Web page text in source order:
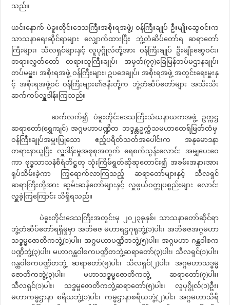
သည်။
ယင်းနောက် ပဲခူးတိုင်းဒေသကြီးအစိုးရအဖွဲ့၊ ဝန်ကြီးချုပ် ဦးမျိုးဆွေဝင်းက
သာသနာရေးဆိုင်ရာများ လျှောက်ထားပြီး ဘွဲ့တံဆိပ်တော်ရ ဆရာတော်
ကြီးများ၊ သီလရှင်များနှင့် လူပုဂ္ဂိုလ်တို့အား ဝန်ကြီးချုပ် ဦးမျိုးဆွေဝင်း၊
တရားလွှတ်တော် တရားသူကြီးချုပ်၊ အမှတ်(၇၇)ခြေမြန်တပ်မဌာနချုပ်၊
တပ်မမှူး၊ အစိုးရအဖွဲ့ ဝန်ကြီးများ၊ ဥပဒေချုပ်၊ အစိုးရအဖွဲ့ အတွင်းရေးမှူးနှ
င့် အစိုးရအဖွဲ့ဝင် ဝန်ကြီးများ၏ဇနီးတို့က ဘွဲ့တံဆိပ်တော်များ အသီးသီး
ဆက်ကပ်လှူဒါန်းကြသည်။
ဆက်လက်၍ ပဲခူးတိုင်းဒေသကြီးသံဃနာယကအဖွဲ့ ဥက္ကဌ
ဆရာတော်(ရွှေကျင်) အဂ္ဂမဟာပဏ္ဍိတ ဘဒ္ဒန္တဥက္ကံသမဟာထေရ်မြတ်ထံမှ
ဝန်ကြီးချုပ်အမှူးပြုသော ဧည့်ပရိတ်သတ်အပေါင်းက အနုမောဒနာ
တရားနာယူပြီး လှူဒါန်းမှုအစုစုအတွက် ရေစက်သွန်းလောင်း အမျှပေးဝေ
ကာ ဗုဒ္ဓသာသနံစိရံတိဋ္ဌတု သုံးကြိမ်ရွတ်ဆိုဆုတောင်း၍ အခမ်းအနားအား
ရုပ်သိမ်းခဲ့ကာ ကြွရောက်လာကြသည့် ဆရာတော်များနှင့် သီလရှင်
ဆရာကြီးတို့အား ဆွမ်းဆန်တော်များနှင့် လှူဖွယ်ဝတ္တုပစ္စည်းများ လောင်း
လှူခဲ့ကြကြောင်း သိရှိရသည်။
ပဲခူးတိုင်းဒေသကြီးအတွင်းမှ ၂၀၂၃ခုနှစ်၊ သာသနာတော်ဆိုင်ရာ
ဘွဲ့တံဆိပ်တော်ရရှိမှုမှာ အဘိဓဇ မဟာရဌဂုရုဘွဲ့(၁)ပါး၊ အဘိဓဇအဂ္ဂမဟာ
သဒ္ဓမ္မဇောတိကဘွဲ့(၁)ပါး၊ အဂ္ဂမဟာပဏ္ဍိတဘွဲ့(၅)ပါး၊ အဂ္ဂမဟာ ဂန္ထဝါစက
ပဏ္ဍိဘွဲ့(၃)ပါး၊ မဟာဂန္ထဝါစကပဏ္ဍိတဘွဲ့ဆရာတော်(၃)ပါး၊ သီလရှင်(၁)ပါး၊
ဂန္ထဝါစကပဏ္ဍိတဘွဲ့ ဆရာတော်(၅)ပါး၊ သီလရှင်(၂)ပါး၊ အဂ္ဂမဟာသဒ္ဓမ္မ
ဇောတိကဘွဲ့(၃)ပါး၊ မဟာသဒ္ဓမ္မဇောတိကဘွဲ့ ဆရာတော်(၇)ပါး၊
သီလရှင်(၁)ပါး၊ သဒ္ဓမ္မဇောတိကဘွဲ့ဆရာ‌တော်(၅)ပါး၊ လူပုဂ္ဂိုလ်(၁)ဦး၊
မဟာကမ္မဌာနာ စရိယဘွဲ့(၁)ပါး၊ ကမ္မဌာနာစရိယဘွဲ့(၂)ပါး၊ အဂ္ဂမဟာသီရိ